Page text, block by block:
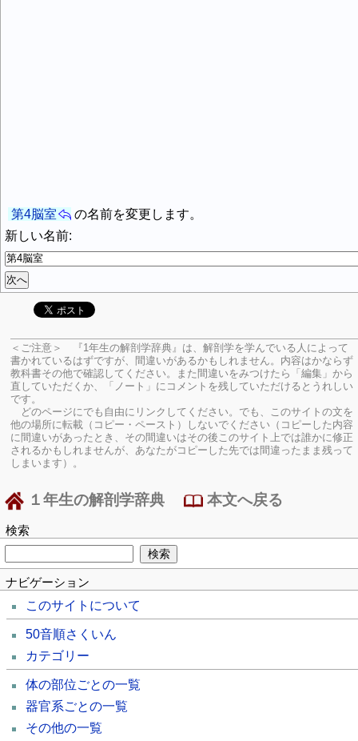
第4脳室
の名前を変更します。
新しい名前:
＜ご注意＞ 『1年生の解剖学辞典』は、解剖学を学んでいる人によって
書かれているはずですが、間違いがあるかもしれません。内容はかならず
教科書その他で確認してください。
また間違いをみつけたら「編集」から
直していただくか、「ノート」にコメントを残していただけるとうれしい
です。
どのページにでも自由にリンクしてください。でも、このサイトの文を
他の場所に転載（コピー・ペースト）しないでください（コピーした内容
に間違いがあったとき、その間違いはその後このサイト上では誰かに修正
されるかもしれませんが、あなたがコピーした先では間違ったまま残って
しまいます）。
１年生の解剖学辞典 本文へ戻る
検索
ナビゲーション
このサイトについて
50音順さくいん
カテゴリー
体の部位ごとの一覧
器官系ごとの一覧
その他の一覧